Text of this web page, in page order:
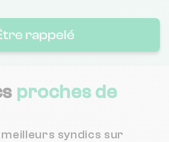
rappelé
proches de
syndics sur